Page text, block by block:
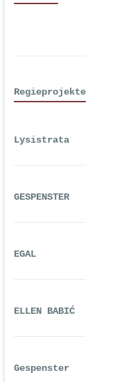
Regieprojekte
Lysistrata
GESPENSTER
EGAL
ELLEN BABIĆ
Gespenster